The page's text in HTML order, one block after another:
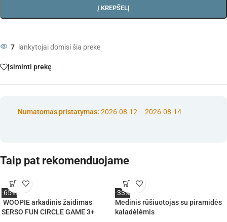
Į KREPŠELĮ
7 lankytojai domisi šia preke
Įsiminti prekę
Numatomas pristatymas: 2026-08-12 – 2026-08-14
Taip pat rekomenduojame
-65%
WOOPIE arkadinis žaidimas
SERSO FUN CIRCLE GAME 3+
-33%
Medinis rūšiuotojas su piramidės
kaladėlėmis